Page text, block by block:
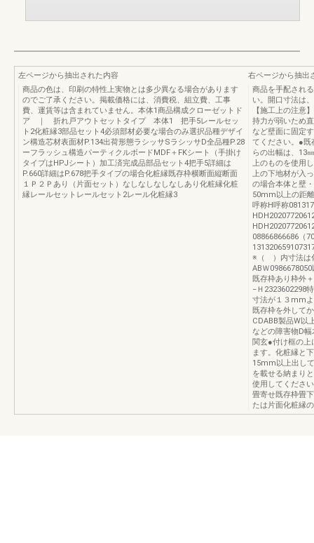
左ページから抽出された内容
商品の色は、印刷の特性上実物とは多少異なる場合があります
のでご了承ください。掲載価格には、消費税、組立費、工事
費、運賃等は含まれていません。本体1商品構成クローゼットド
ア ｜ 折れ戸アウトセットタイプ 本体1 把手5レールセッ
ト2化粧縁3部品セット4必須部材必要な場合のみ選択品種デザイ
ン構造芯材表面材P.134出荷形態ラシッサSラシッサD全品種P.28
ーフラッシュ構造パーティクルボードMDF＋FKシート（手掛け
タイプはHPJシート）加工済完成品部品セット4把手5詳細は
P.660詳細はP.678把手タイプの場合化粧縁既存枠横断面縦断面
１Ｐ２Ｐあり（片面セット）なしなしなしなしあり化粧縁化粧
縁レールセットレールセット2レール化粧縁3
右ページから抽出
商品を手配され
い。開口寸法は
【施工上の注意
持力が弱いため
など壁面に固定
てください。●既
らの出幅は、13
上のものを使用
上の下地材が入
の場合本体と壁
50mm以上の距
呼称H呼称
08866866686（
※（ ）内寸法は
ABＷ
既存枠あり枠外
−Ｈ2323602298
寸法が１３mm
既存枠を外して
CDABB製品W以
などの障害物D
関玄●付け框の上
ます。化粧縁と
15mm以上出し
を載せる納まり
使用してくださ
畳寄せ既存枠畳
たは片面化粧縁